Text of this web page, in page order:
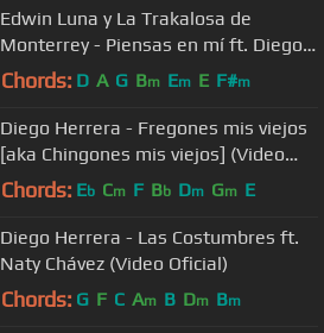
Edwin Luna y La Trakalosa de
Monterrey - Piensas en mí ft. Diego
Herrera (Video Oficial)
Chords: D A G Bm Em E F#m
Diego Herrera - Fregones mis viejos
[aka Chingones mis viejos] (Video
Oficial)
Chords: Eb Cm F Bb Dm Gm E
Diego Herrera - Las Costumbres ft.
Naty Chávez (Video Oficial)
Chords: G F C Am B Dm Bm